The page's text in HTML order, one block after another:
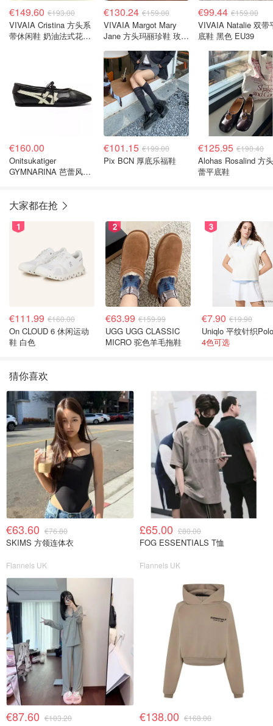
€149.60 €193.00
VIVAIA Cristina 方头系
带休闲鞋 奶油法式花卉
€130.24 €159.00
VIVAIA Margot Mary
Jane 方头玛丽珍鞋 玫瑰
€99.44 €159.00
VIVAIA Natalie 双带
底鞋 黑色 EU39
€160.00
Onitsukatiger
GYMNARINA 芭蕾风软
€101.15 €199.00
Pix BCN 厚底乐福鞋
€125.95 €190.40
Alohas Rosalind 方
蕾平底鞋
大家都在抢
1
€111.99 €160.00
On CLOUD 6 休闲运动
鞋 白色
2
€63.99 €159.99
UGG UGG CLASSIC
MICRO 驼色羊毛拖鞋
3
€7.90 €19.90
Uniqlo 平纹针织
4色可选
猜你喜欢
€63.60 €76.80
SKIMS 方领连体衣
Flannels UK
£65.00 £80.00
FOG ESSENTIALS T恤
Flannels UK
€87.60 €103.20 €138.00 €168.00